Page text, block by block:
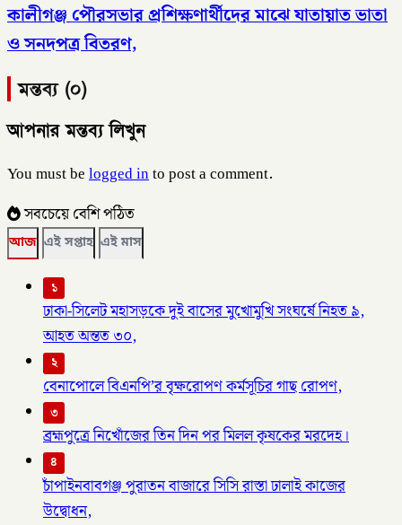
কালীগঞ্জ পৌরসভার প্রশিক্ষণার্থীদের মাঝে যাতায়াত ভাতা
ও সনদপত্র বিতরণ,
মন্তব্য (০)
আপনার মন্তব্য লিখুন
You must belogged into post a comment.
সবচেয়ে বেশি পঠিত
আজ এই সপ্তাহ এই মাস
১
ঢাকা-সিলেট মহাসড়কে দুই বাসের মুখোমুখি সংঘর্ষে নিহত ৯,
আহত অন্তত ৩০,
২
বেনাপোলে বিএনপি’র বৃক্ষরোপণ কর্মসূচির গাছ রোপণ,
৩
ব্রহ্মপুত্রে নিখোঁজের তিন দিন পর মিলল কৃষকের মরদেহ।
৪
চাঁপাইনবাবগঞ্জ পুরাতন বাজারে সিসি রাস্তা ঢালাই কাজের
উদ্বোধন,